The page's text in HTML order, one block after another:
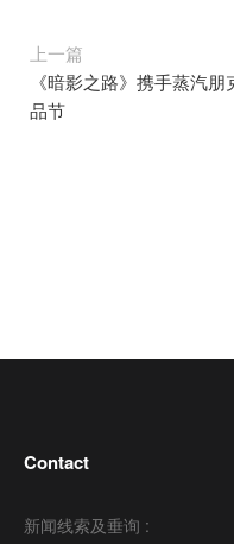
上一篇
《暗影之路》携手蒸汽
品节
Contact
新闻线索及垂询 :